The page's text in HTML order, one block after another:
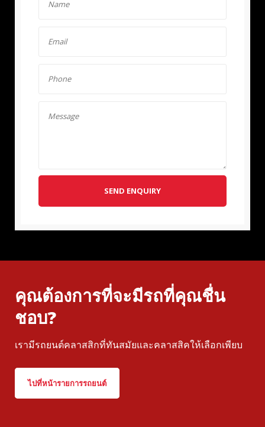
SEND ENQUIRY
คุณต้องการที่จะมีรถที่คุณชื่น
ชอบ?
เรามีรถยนต์คลาสสิกที่ทันสมัยและคลาสสิคให้เลือกเพียบ
ไปที่หน้ารายการรถยนต์